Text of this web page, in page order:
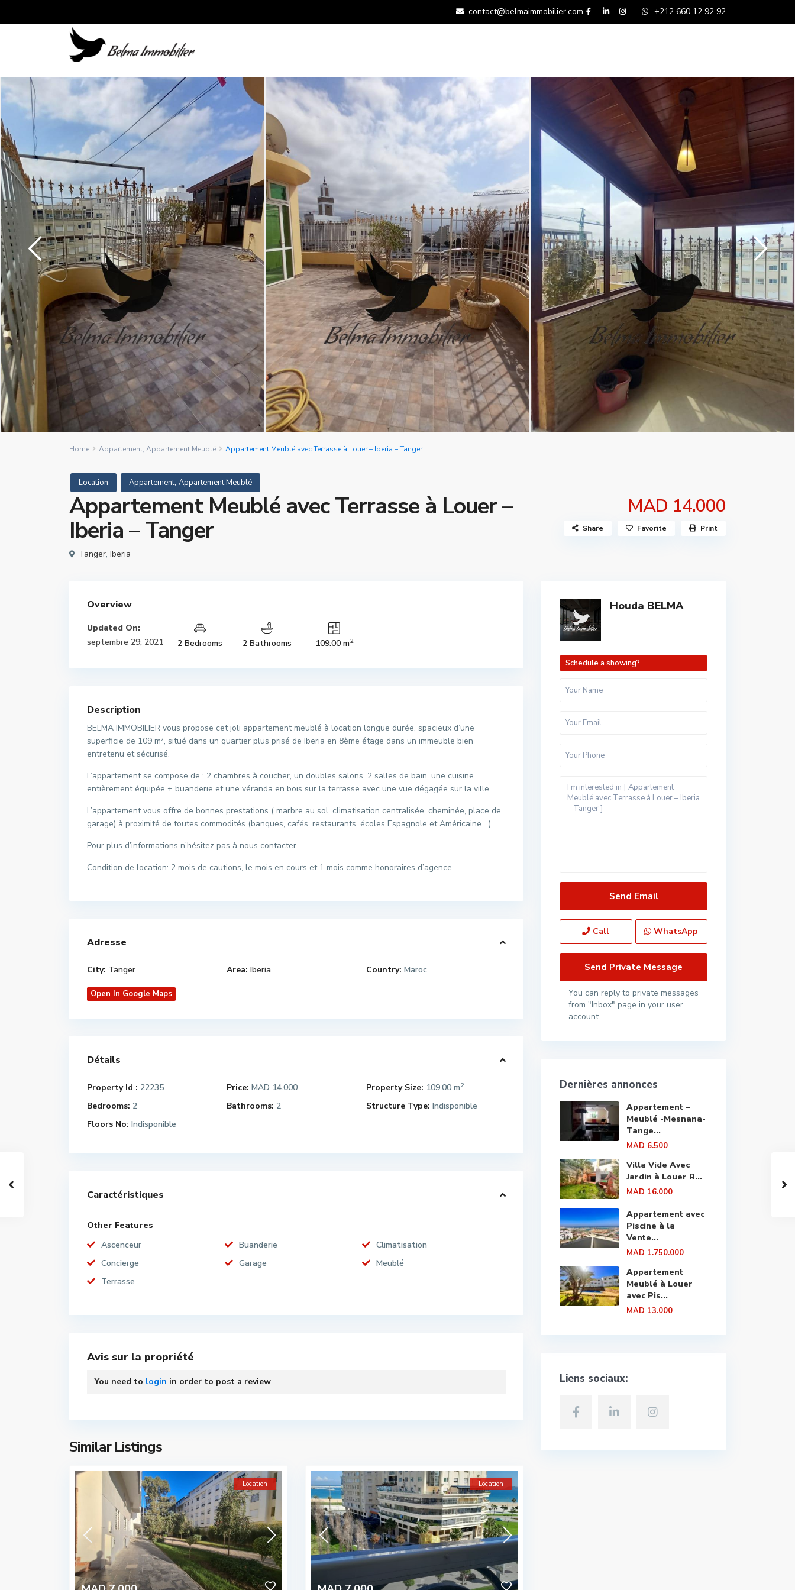
contact@belmaimmobilier.com +212 660 12 92 92
Home Appartement, Appartement Meublé Appartement Meublé avec Terrasse à Louer – Iberia – Tanger
Location Appartement, Appartement Meublé
Appartement Meublé avec Terrasse à Louer –
Iberia – Tanger
MAD 14.000
Tanger, Iberia
Share Favorite Print
Overview
Updated On:
septembre 29, 2021
2 Bedrooms 2 Bathrooms 109.00 m2
Description
BELMA IMMOBILIER vous propose cet joli appartement meublé à location longue durée, spacieux d’une
superficie de 109 m², situé dans un quartier plus prisé de Iberia en 8ème étage dans un immeuble bien
entretenu et sécurisé.
L’appartement se compose de : 2 chambres à coucher, un doubles salons, 2 salles de bain, une cuisine
entièrement équipée + buanderie et une véranda en bois sur la terrasse avec une vue dégagée sur la ville .
L’appartement vous offre de bonnes prestations ( marbre au sol, climatisation centralisée, cheminée, place de
garage) à proximité de toutes commodités (banques, cafés, restaurants, écoles Espagnole et Américaine….)
Pour plus d’informations n’hésitez pas à nous contacter.
Condition de location: 2 mois de cautions, le mois en cours et 1 mois comme honoraires d’agence.
Adresse
City: Tanger Area: Iberia Country: Maroc
Open In Google Maps
Détails
Property Id : 22235 Price: MAD 14.000 Property Size: 109.00 m2
Bedrooms: 2 Bathrooms: 2 Structure Type: Indisponible
Floors No: Indisponible
Caractéristiques
Other Features
Ascenceur
Buanderie
Climatisation
Concierge
Garage
Meublé
Terrasse
Avis sur la propriété
You need to login in order to post a review
Similar Listings
Location Location
Houda BELMA
Schedule a showing?
Call WhatsApp
You can reply to private messages
from "Inbox" page in your user
account.
Dernières annonces
Appartement –
Meublé -Mesnana-
Tange...
MAD 6.500
Villa Vide Avec
Jardin à Louer R...
MAD 16.000
Appartement avec
Piscine à la
Vente...
MAD 1.750.000
Appartement
Meublé à Louer
avec Pis...
MAD 13.000
Liens sociaux: